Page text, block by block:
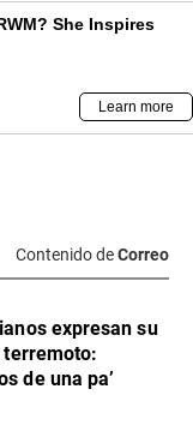
Contenido deCorreo
expresan su
de una pa’